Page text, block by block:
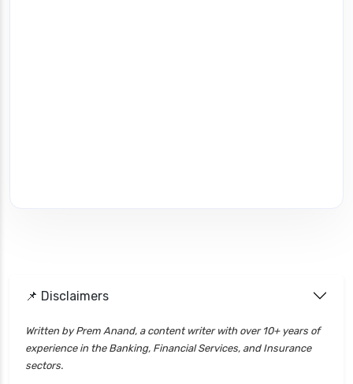
📌 Disclaimers
Written by Prem Anand, a content writer with over 10+ years of
experience in the Banking, Financial Services, and Insurance
sectors.